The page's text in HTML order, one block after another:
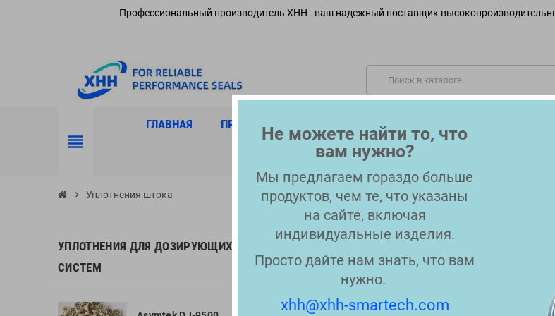
Профессиональный производитель XHH - ваш надежный поставщик
view_headline
ГЛАВНАЯ ПРОДУКЦИЯ ОБСЛУЖИВАЕМЫЕ ОТРАСЛИ
chevron_right Уплотнения штока
УПЛОТНЕНИЯ ДЛЯ ДОЗИРУЮЩИХ
СИСТЕМ
УПЛОТНЕНИЯ ШТОКА
Штоковые уплотнения предотвращают утечку
давление в системе. Изготовленные из материалов
гидравлическим жидкостям. Обычно используются
Не можете найти то, что
вам нужно?
Мы предлагаем гораздо больше
продуктов, чем те, что указаны
на сайте, включая
индивидуальные изделия.
Просто дайте нам знать, что вам
нужно.
xhh@xhh-smartech.com